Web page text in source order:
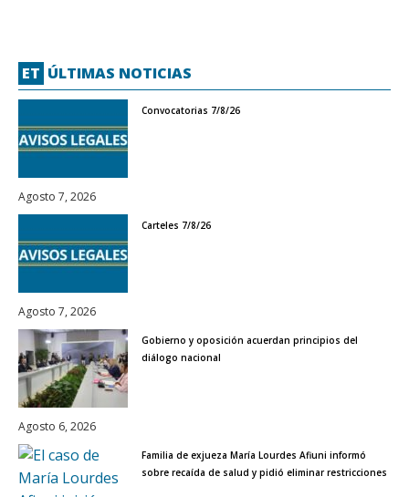
ET ÚLTIMAS NOTICIAS
Convocatorias 7/8/26
Agosto 7, 2026
Carteles 7/8/26
Agosto 7, 2026
Gobierno y oposición acuerdan principios del
diálogo nacional
Agosto 6, 2026
Familia de exjueza María Lourdes Afiuni informó
sobre recaída de salud y pidió eliminar restricciones